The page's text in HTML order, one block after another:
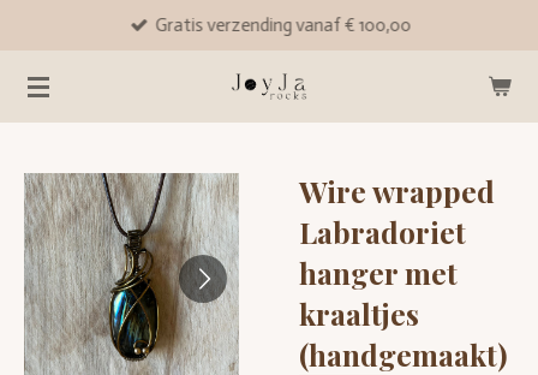
naar
de
Gratis verzending vanaf € 100,00
Wire wrapped
Labradoriet
hanger met
kraaltjes
(handgemaakt)